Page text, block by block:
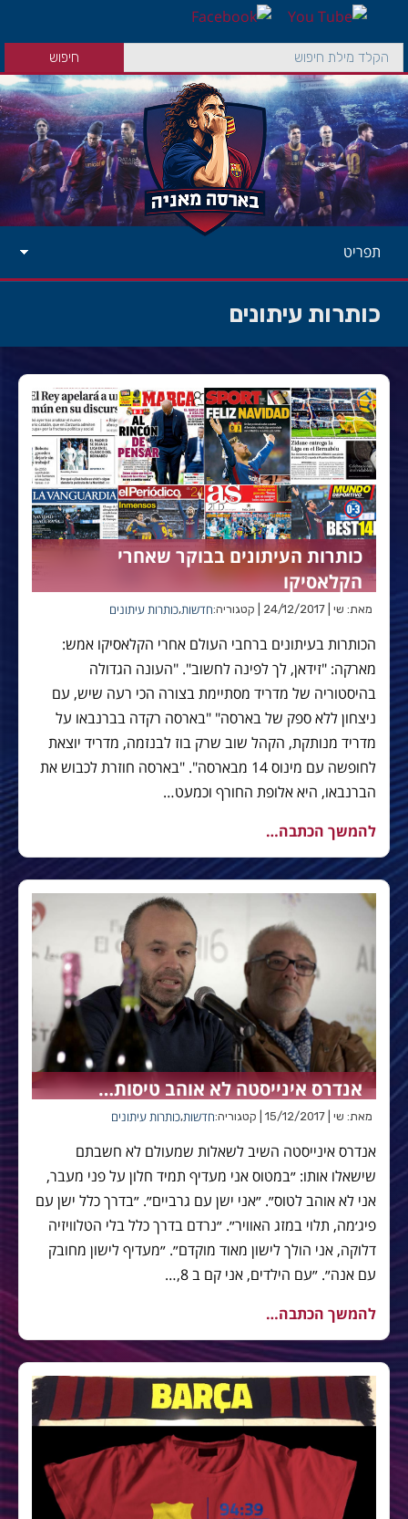
תפריט
כותרות עיתונים
כותרות העיתונים בבוקר שאחרי
הקלאסיקו
מאת: שי | 24/12/2017 | קטגוריה: חדשות,כותרות עיתונים
הכותרות בעיתונים ברחבי העולם אחרי הקלאסיקו אמש:
מארקה: "זידאן, לך לפינה לחשוב". "העונה הגדולה
בהיסטוריה של מדריד מסתיימת בצורה הכי רעה שיש, עם
ניצחון ללא ספק של בארסה" "בארסה רקדה בברנבאו על
מדריד מנותקת, הקהל שוב שרק בוז לבנזמה, מדריד יוצאת
לחופשה עם מינוס 14 מבארסה". "בארסה חוזרת לכבוש את
הברנבאו, היא אלופת החורף וכמעט…
להמשך הכתבה…
אנדרס אינייסטה לא אוהב טיסות…
מאת: שי | 15/12/2017 | קטגוריה: חדשות,כותרות עיתונים
אנדרס אינייסטה השיב לשאלות שמעולם לא חשבתם
שישאלו אותו: ״במטוס אני מעדיף תמיד חלון על פני מעבר,
אני לא אוהב לטוס״. ״אני ישן עם גרביים״. ״בדרך כלל ישן עם
פיג׳מה, תלוי במזג האוויר״. ״נרדם בדרך כלל בלי הטלוויזיה
דלוקה, אני הולך לישון מאוד מוקדם״. ״מעדיף לישון מחובק
עם אנה״. ״עם הילדים, אני קם ב 8,…
להמשך הכתבה…